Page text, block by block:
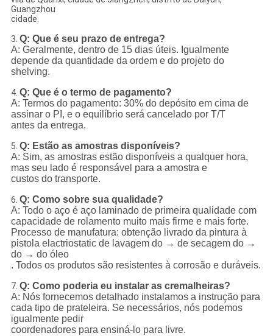
Guangzhou
cidade.
3. Q: Que é seu prazo de entrega?
A: Geralmente, dentro de 15 dias úteis. Igualmente
depende da quantidade da ordem e do projeto do
shelving.
4. Q: Que é o termo de pagamento?
A: Termos do pagamento: 30% do depósito em cima de
assinar o PI, e o equilíbrio será cancelado por T/T
antes da entrega.
5. Q: Estão as amostras disponíveis?
A: Sim, as amostras estão disponíveis a qualquer hora,
mas seu lado é responsável para a amostra e
custos do transporte.
6. Q: Como sobre sua qualidade?
A: Todo o aço é aço laminado de primeira qualidade com
capacidade de rolamento muito mais firme e mais forte.
Processo de manufatura: obtenção livrado da pintura à
pistola elactriostatic de lavagem do → de secagem do →
do → do óleo
. Todos os produtos são resistentes à corrosão e duráveis.
7. Q: Como poderia eu instalar as cremalheiras?
A: Nós fornecemos detalhado instalamos a instrução para
cada tipo de prateleira. Se necessários, nós podemos
igualmente pedir
coordenadores para ensiná-lo para livre.